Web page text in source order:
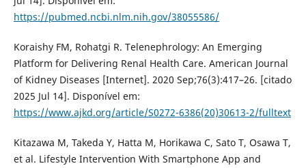
https://pubmed.ncbi.nlm.nih.gov/38055586/
Koraishy FM, Rohatgi R. Telenephrology: An Emerging
Platform for Delivering Renal Health Care. American Journal
of Kidney Diseases [Internet]. 2020 Sep;76(3):417–26. [citado
2025 Jul 14]. Disponível em:
https://www.ajkd.org/article/S0272-6386(20)30613-2/fulltext
Kitazawa M, Takeda Y, Hatta M, Horikawa C, Sato T, Osawa T,
et al. Lifestyle Intervention With Smartphone App and